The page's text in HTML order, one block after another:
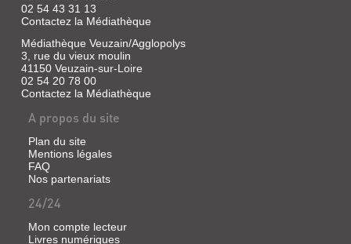
02 54 43 31 13
Contactez la Médiathèque
Médiathèque Veuzain/Agglopolys
3, rue du vieux moulin
41150 Veuzain-sur-Loire
02 54 20 78 00
Contactez la Médiathèque
A propos du site
Plan du site
Mentions légales
FAQ
Nos partenariats
24/24
Mon compte lecteur
Livres numériques